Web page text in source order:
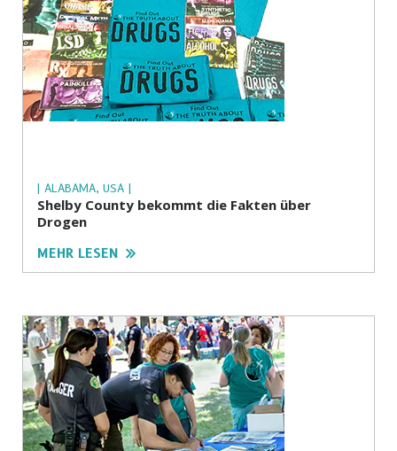
| ALABAMA, USA |
Shelby County bekommt die Fakten über
Drogen
MEHR LESEN